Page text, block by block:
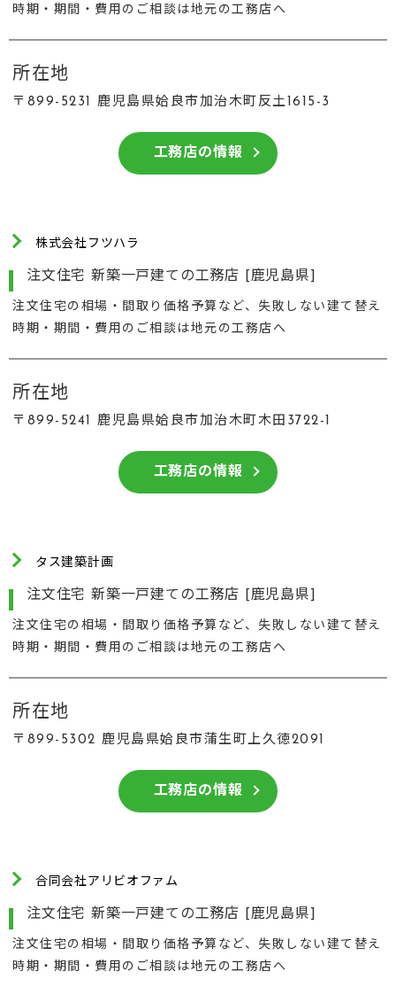
時期・期間・費用のご相談は地元の工務店へ
所在地
〒899-5231 鹿児島県姶良市加治木町反土1615-3
工務店の情報
株式会社フツハラ
注文住宅 新築一戸建ての工務店 [鹿児島県]
注文住宅の相場・間取り価格予算など、失敗しない建て替え
時期・期間・費用のご相談は地元の工務店へ
所在地
〒899-5241 鹿児島県姶良市加治木町木田3722-1
工務店の情報
タス建築計画
注文住宅 新築一戸建ての工務店 [鹿児島県]
注文住宅の相場・間取り価格予算など、失敗しない建て替え
時期・期間・費用のご相談は地元の工務店へ
所在地
〒899-5302 鹿児島県姶良市蒲生町上久徳2091
工務店の情報
合同会社アリビオファム
注文住宅 新築一戸建ての工務店 [鹿児島県]
注文住宅の相場・間取り価格予算など、失敗しない建て替え
時期・期間・費用のご相談は地元の工務店へ